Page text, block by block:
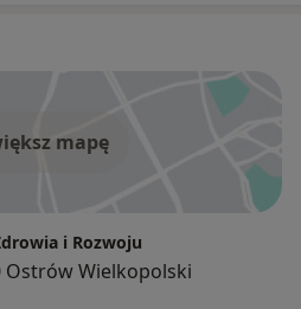
mapę
i Rozwoju
Ostrów Wielkopolski